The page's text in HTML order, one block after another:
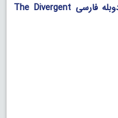
دانلود فیلم سنت شکن 2: شورشی دوبله فارسی The Divergent